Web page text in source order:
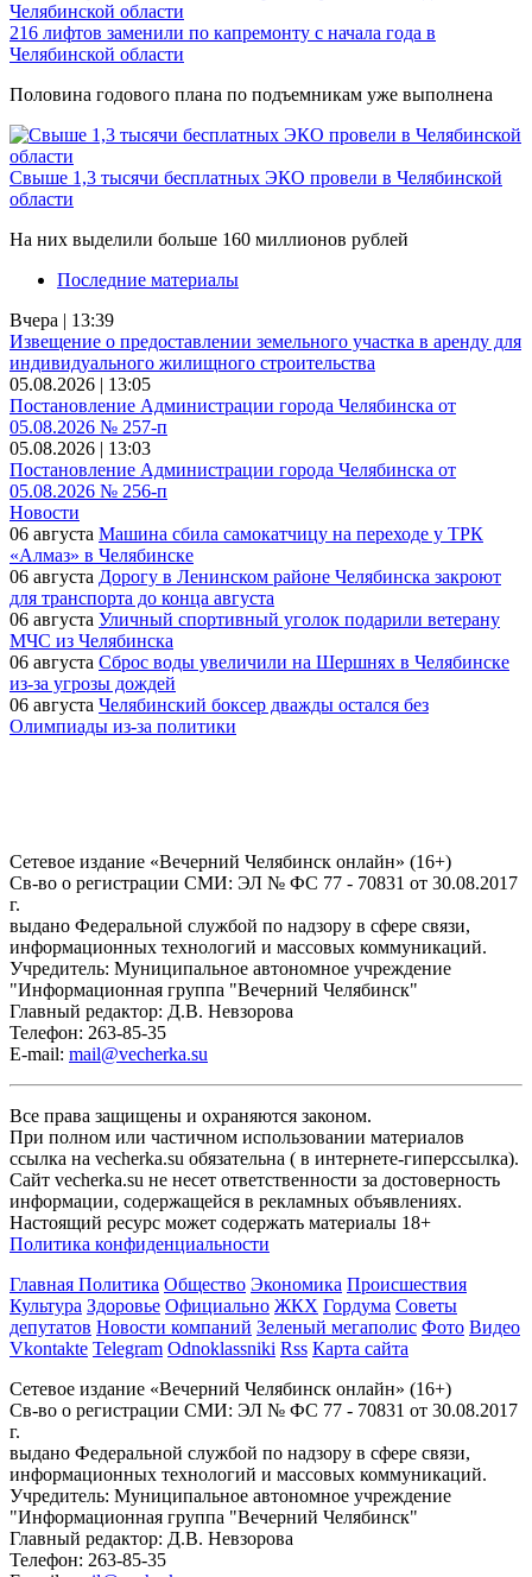
216 лифтов заменили по капремонту с начала года в
Челябинской области
Половина годового плана по подъемникам уже выполнена
Свыше 1,3 тысячи бесплатных ЭКО провели в Челябинской
области
На них выделили больше 160 миллионов рублей
Последние материалы
Вчера | 13:39
Извещение о предоставлении земельного участка в аренду для
индивидуального жилищного строительства
05.08.2026 | 13:05
Постановление Администрации города Челябинска от
05.08.2026 № 257-п
05.08.2026 | 13:03
Постановление Администрации города Челябинска от
05.08.2026 № 256-п
Новости
06 августа Машина сбила самокатчицу на переходе у ТРК
«Алмаз» в Челябинске
06 августа Дорогу в Ленинском районе Челябинска закроют
для транспорта до конца августа
06 августа Уличный спортивный уголок подарили ветерану
МЧС из Челябинска
06 августа Сброс воды увеличили на Шершнях в Челябинске
из-за угрозы дождей
06 августа Челябинский боксер дважды остался без
Олимпиады из-за политики
Сетевое издание «Вечерний Челябинск онлайн» (16+)
Cв-во о регистрации СМИ: ЭЛ № ФС 77 - 70831 от 30.08.2017
г.
выдано Федеральной службой по надзору в сфере связи,
информационных технологий и массовых коммуникаций.
Учредитель: Муниципальное автономное учреждение
"Информационная группа "Вечерний Челябинск"
Главный редактор: Д.В. Невзорова
Телефон: 263-85-35
E-mail: mail@vecherka.su
Все права защищены и охраняются законом.
При полном или частичном использовании материалов
ссылка на vecherka.su обязательна ( в интернете-гиперссылка).
Сайт vecherka.su не несет ответственности за достоверность
информации, содержащейся в рекламных объявлениях.
Настоящий ресурс может содержать материалы 18+
Политика конфиденциальности
Главная Политика Общество Экономика Происшествия
Культура Здоровье Официально ЖКХ Гордума Советы
депутатов Новости компаний Зеленый мегаполис Фото Видео
Vkontakte Telegram Odnoklassniki Rss Карта сайта
Сетевое издание «Вечерний Челябинск онлайн» (16+)
Cв-во о регистрации СМИ: ЭЛ № ФС 77 - 70831 от 30.08.2017
г.
выдано Федеральной службой по надзору в сфере связи,
информационных технологий и массовых коммуникаций.
Учредитель: Муниципальное автономное учреждение
"Информационная группа "Вечерний Челябинск"
Главный редактор: Д.В. Невзорова
Телефон: 263-85-35